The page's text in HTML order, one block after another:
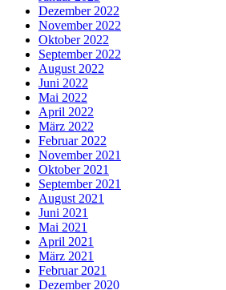
Dezember 2022
November 2022
Oktober 2022
September 2022
August 2022
Juni 2022
Mai 2022
April 2022
März 2022
Februar 2022
November 2021
Oktober 2021
September 2021
August 2021
Juni 2021
Mai 2021
April 2021
März 2021
Februar 2021
Dezember 2020